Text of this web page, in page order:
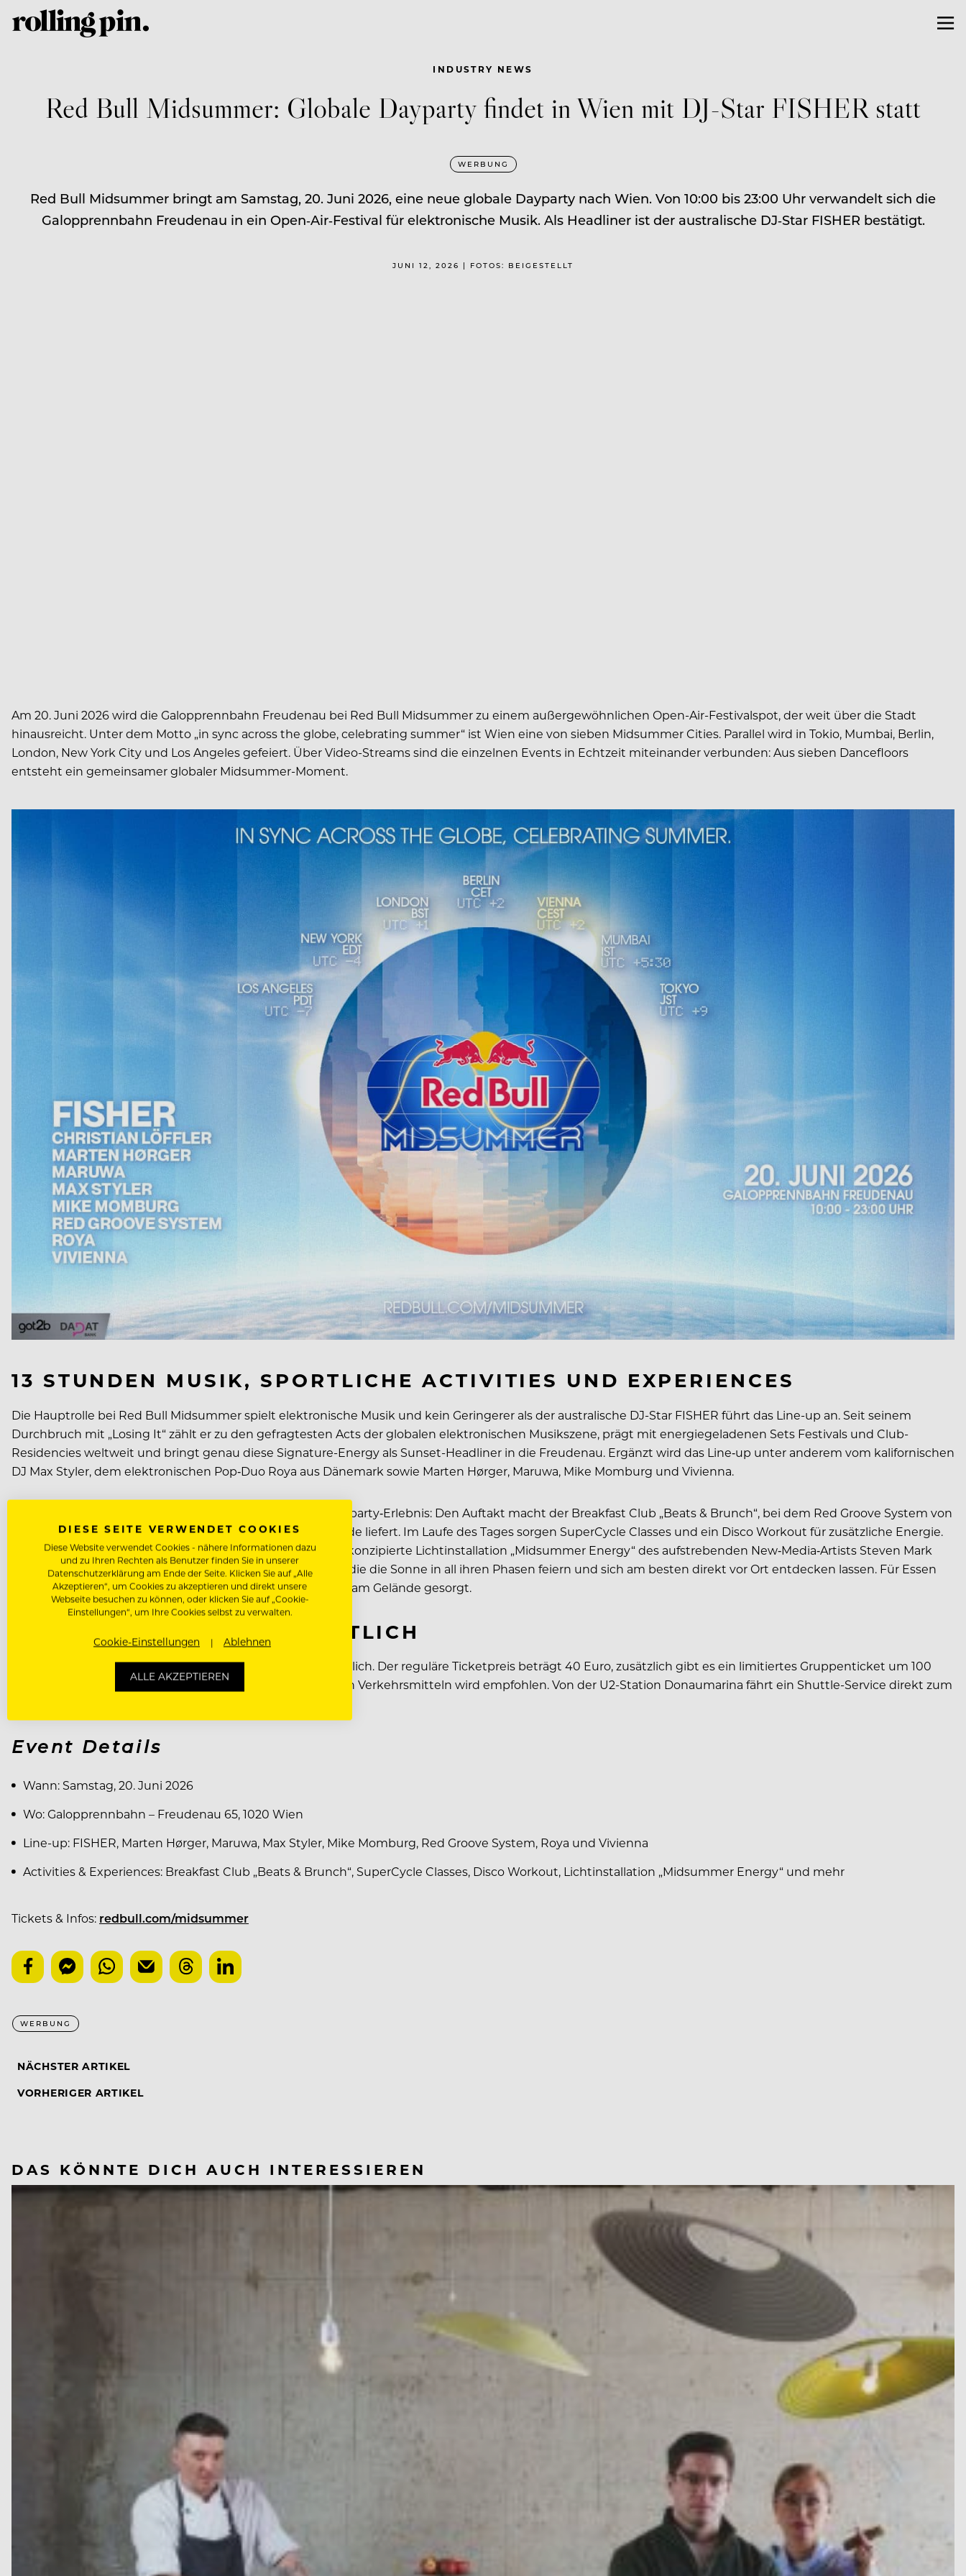
INDUSTRY NEWS
Red Bull Midsummer: Globale Dayparty findet in Wien mit DJ-Star FISHER statt
WERBUNG
Red Bull Midsummer bringt am Samstag, 20. Juni 2026, eine neue globale Dayparty nach Wien. Von 10:00 bis 23:00 Uhr verwandelt sich die
Galopprennbahn Freudenau in ein Open‑Air‑Festival für elektronische Musik. Als Headliner ist der australische DJ‑Star FISHER bestätigt.
JUNI 12, 2026 | FOTOS: BEIGESTELLT
Am 20. Juni 2026 wird die Galopprennbahn Freudenau bei Red Bull Midsummer zu einem außergewöhnlichen Open-Air-Festivalspot, der weit über die Stadt
hinausreicht. Unter dem Motto „in sync across the globe, celebrating summer“ ist Wien eine von sieben Midsummer Cities. Parallel wird in Tokio, Mumbai, Berlin,
London, New York City und Los Angeles gefeiert. Über Video-Streams sind die einzelnen Events in Echtzeit miteinander verbunden: Aus sieben Dancefloors
entsteht ein gemeinsamer globaler Midsummer-Moment.
13 STUNDEN MUSIK, SPORTLICHE ACTIVITIES UND EXPERIENCES
Die Hauptrolle bei Red Bull Midsummer spielt elektronische Musik und kein Geringerer als der australische DJ-Star FISHER führt das Line-up an. Seit seinem
Durchbruch mit „Losing It“ zählt er zu den gefragtesten Acts der globalen elektronischen Musikszene, prägt mit energiegeladenen Sets Festivals und Club-
Residencies weltweit und bringt genau diese Signature-Energy als Sunset-Headliner in die Freudenau. Ergänzt wird das Line‑up unter anderem vom kalifornischen
DJ Max Styler, dem elektronischen Pop‑Duo Roya aus Dänemark sowie Marten Hørger, Maruwa, Mike Momburg und Vivienna.
Rund um das DJ‑Programm entsteht ein 13‑stündiges Dayparty‑Erlebnis: Den Auftakt macht der Breakfast Club „Beats & Brunch“, bei dem Red Groove System von
10:00 bis 12:00 Uhr den Soundtrack fürs Picknick am Gelände liefert. Im Laufe des Tages sorgen SuperCycle Classes und ein Disco Workout für zusätzliche Energie.
In Szene gesetzt wird der Dayparty‑Spot durch die eigens konzipierte Lichtinstallation „Midsummer Energy“ des aufstrebenden New‑Media‑Artists Steven Mark
Kübler. Dazu kommen weitere Experiences und Activities, die die Sonne in all ihren Phasen feiern und sich am besten direkt vor Ort entdecken lassen. Für Essen
und Getränke ist mit verschiedenen Food Trucks und Bars am Gelände gesorgt.
TICKETS AB SOFORT ERHÄLTLICH
Tickets sind ab sofort unter redbull.com/midsummer erhältlich. Der reguläre Ticketpreis beträgt 40 Euro, zusätzlich gibt es ein limitiertes Gruppenticket um 100
Euro für vier Personen. Die An- und Abreise mit öffentlichen Verkehrsmitteln wird empfohlen. Von der U2-Station Donaumarina fährt ein Shuttle-Service direkt zum
Event Details
Wann: Samstag, 20. Juni 2026
Wo: Galopprennbahn – Freudenau 65, 1020 Wien
Line-up: FISHER, Marten Hørger, Maruwa, Max Styler, Mike Momburg, Red Groove System, Roya und Vivienna
Activities & Experiences: Breakfast Club „Beats & Brunch“, SuperCycle Classes, Disco Workout, Lichtinstallation „Midsummer Energy“ und mehr
Tickets & Infos: redbull.com/midsummer
WERBUNG
NÄCHSTER ARTIKEL
VORHERIGER ARTIKEL
DAS KÖNNTE DICH AUCH INTERESSIEREN
DIESE SEITE VERWENDET COOKIES
Diese Website verwendet Cookies - nähere Informationen dazu
und zu Ihren Rechten als Benutzer finden Sie in unserer
Datenschutzerklärung am Ende der Seite. Klicken Sie auf „Alle
Akzeptieren“, um Cookies zu akzeptieren und direkt unsere
Webseite besuchen zu können, oder klicken Sie auf „Cookie-
Einstellungen“, um Ihre Cookies selbst zu verwalten.
Cookie-Einstellungen Ablehnen
ALLE AKZEPTIEREN